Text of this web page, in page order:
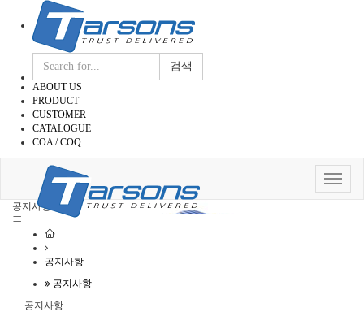
검색
ABOUT US
PRODUCT
CUSTOMER
CATALOGUE
COA / COQ
Toggle
공지사항
공지사항
공지사항
공지사항